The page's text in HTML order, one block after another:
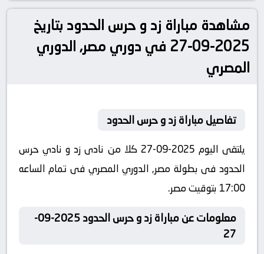
مشاهدة مباراة زد و حرس الحدود بتاريخ
2025-09-27 في دوري مصر, الدوري
المصري
تفاصيل مباراة زد و حرس الحدود
يلتقى اليوم 2025-09-27 كلا من نادى زد و نادي حرس
الحدود فى بطولة مصر, الدوري المصري فى تمام الساعه
17:00 بتوقيت مصر.
معلومات عن مباراة زد و حرس الحدود 2025-09-
27